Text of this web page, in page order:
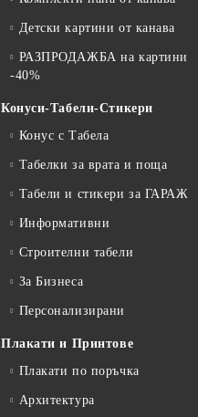
Детски картини от канава
РАЗПРОДАЖБА на картини
-40%
Конуси-Табели-Стикери
Конус с Табела
Табелки за врата и поща
Табели и стикери за ГАРАЖ
Информативни
Строителни табели
За Бизнеса
Персонализирани
Плакати и Принтове
Плакати по поръчка
Архитектура